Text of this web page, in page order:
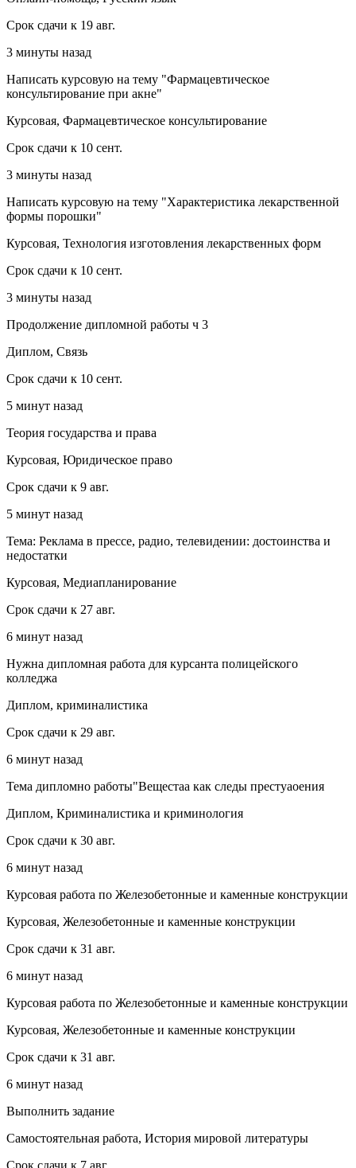
Срок сдачи к 19 авг.
3 минуты назад
Написать курсовую на тему "Фармацевтическое
консультирование при акне"
Курсовая, Фармацевтическое консультирование
Срок сдачи к 10 сент.
3 минуты назад
Написать курсовую на тему "Характеристика лекарственной
формы порошки"
Курсовая, Технология изготовления лекарственных форм
Срок сдачи к 10 сент.
3 минуты назад
Продолжение дипломной работы ч 3
Диплом, Связь
Срок сдачи к 10 сент.
5 минут назад
Теория государства и права
Курсовая, Юридическое право
Срок сдачи к 9 авг.
5 минут назад
Тема: Реклама в прессе, радио, телевидении: достоинства и
недостатки
Курсовая, Медиапланирование
Срок сдачи к 27 авг.
6 минут назад
Нужна дипломная работа для курсанта полицейского
колледжа
Диплом, криминалистика
Срок сдачи к 29 авг.
6 минут назад
Тема дипломно работы"Вещестаа как следы престуаоения
Диплом, Криминалистика и криминология
Срок сдачи к 30 авг.
6 минут назад
Курсовая работа по Железобетонные и каменные конструкции
Курсовая, Железобетонные и каменные конструкции
Срок сдачи к 31 авг.
6 минут назад
Курсовая работа по Железобетонные и каменные конструкции
Курсовая, Железобетонные и каменные конструкции
Срок сдачи к 31 авг.
6 минут назад
Выполнить задание
Самостоятельная работа, История мировой литературы